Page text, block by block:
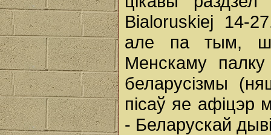
Bialoruskiej 14-
але па тым,
Менскаму
беларусізмы
пісаў яе афіцэр
- Беларускай